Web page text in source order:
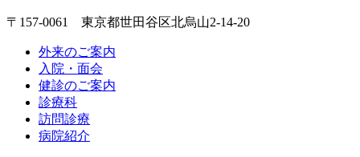
〒157-0061 東京都世田谷区北烏山2-14-20
外来のご案内
入院・面会
健診のご案内
診療科
訪問診療
病院紹介